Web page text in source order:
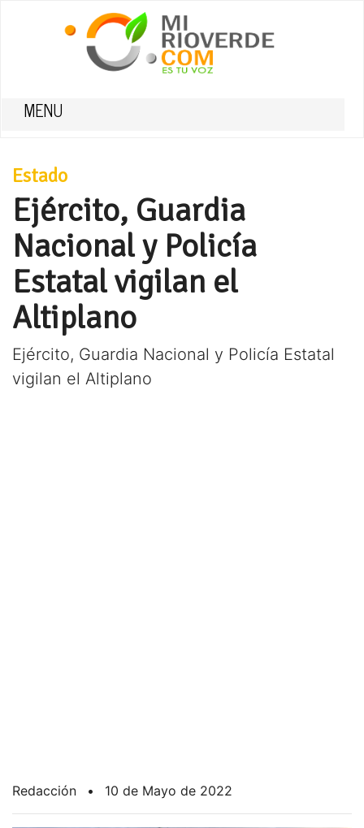
MENU
Estado
Ejército, Guardia
Nacional y Policía
Estatal vigilan el
Altiplano
Ejército, Guardia Nacional y Policía Estatal
vigilan el Altiplano
Redacción • 10 de Mayo de 2022